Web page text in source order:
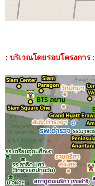
: บริเวณโดยรอบโครงการ :